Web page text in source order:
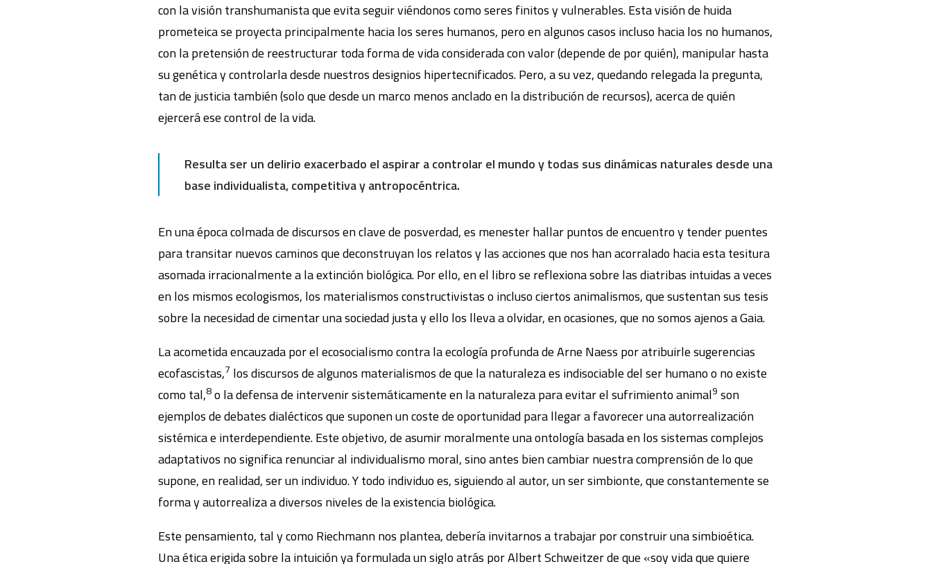
con la visión transhumanista que evita seguir viéndonos como seres finitos y vulnerables. Esta visión de huida
prometeica se proyecta principalmente hacia los seres humanos, pero en algunos casos incluso hacia los no humanos,
con la pretensión de reestructurar toda forma de vida considerada con valor (depende de por quién), manipular hasta
su genética y controlarla desde nuestros designios hipertecnificados. Pero, a su vez, quedando relegada la pregunta,
tan de justicia también (solo que desde un marco menos anclado en la distribución de recursos), acerca de quién
ejercerá ese control de la vida.
Resulta ser un delirio exacerbado el aspirar a controlar el mundo y todas sus dinámicas naturales desde una
base individualista, competitiva y antropocéntrica.
En una época colmada de discursos en clave de posverdad, es menester hallar puntos de encuentro y tender puentes
para transitar nuevos caminos que deconstruyan los relatos y las acciones que nos han acorralado hacia esta tesitura
asomada irracionalmente a la extinción biológica. Por ello, en el libro se reflexiona sobre las diatribas intuidas a veces
en los mismos ecologismos, los materialismos constructivistas o incluso ciertos animalismos, que sustentan sus tesis
sobre la necesidad de cimentar una sociedad justa y ello los lleva a olvidar, en ocasiones, que no somos ajenos a Gaia.
La acometida encauzada por el ecosocialismo contra la ecología profunda de Arne Naess por atribuirle sugerencias
ecofascistas,7 los discursos de algunos materialismos de que la naturaleza es indisociable del ser humano o no existe
como tal,8 o la defensa de intervenir sistemáticamente en la naturaleza para evitar el sufrimiento animal9 son
ejemplos de debates dialécticos que suponen un coste de oportunidad para llegar a favorecer una autorrealización
sistémica e interdependiente. Este objetivo, de asumir moralmente una ontología basada en los sistemas complejos
adaptativos no significa renunciar al individualismo moral, sino antes bien cambiar nuestra comprensión de lo que
supone, en realidad, ser un individuo. Y todo individuo es, siguiendo al autor, un ser simbionte, que constantemente se
forma y autorrealiza a diversos niveles de la existencia biológica.
Este pensamiento, tal y como Riechmann nos plantea, debería invitarnos a trabajar por construir una simbioética.
Una ética erigida sobre la intuición ya formulada un siglo atrás por Albert Schweitzer de que «soy vida que quiere